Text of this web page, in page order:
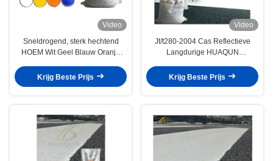
Video
Sneldrogend, sterk hechtend
HOEM Wit Geel Blauw Oranje
wegmarkerende verf Originele
fabriek
Krijg Beste Prijs
Video
Jt/t280-2004 Cas Reflectieve
Langdurige HUAQUN
Thermoplastische verf China
Factory
Krijg Beste Prijs